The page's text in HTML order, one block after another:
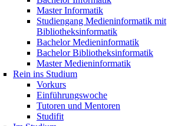
Master Informatik
Studiengang Medieninformatik mit
Bibliotheksinformatik
Bachelor Medieninformatik
Bachelor Bibliotheksinformatik
Master Medieninformatik
Rein ins Studium
Vorkurs
Einführungswoche
Tutoren und Mentoren
Studifit